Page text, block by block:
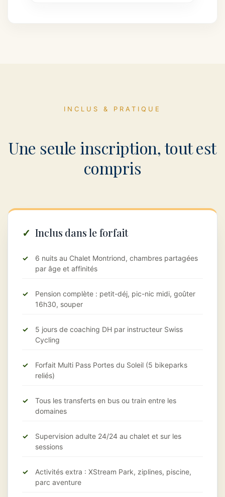
INCLUS & PRATIQUE
Une seule inscription, tout est
compris
Inclus dans le forfait
6 nuits au Chalet Montriond, chambres partagées
par âge et affinités
Pension complète : petit-déj, pic-nic midi, goûter
16h30, souper
5 jours de coaching DH par instructeur Swiss
Cycling
Forfait Multi Pass Portes du Soleil (5 bikeparks
reliés)
Tous les transferts en bus ou train entre les
domaines
Supervision adulte 24/24 au chalet et sur les
sessions
Activités extra : XStream Park, ziplines, piscine,
parc aventure